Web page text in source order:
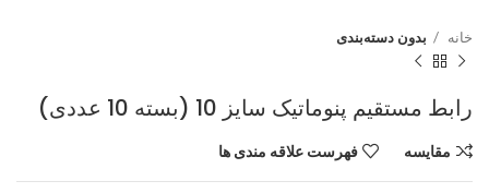
خانه بدون دسته‌بندی
رابط مستقیم پنوماتیک سایز 10 (بسته 10 عددی)
مقایسه فهرست علاقه مندی ها